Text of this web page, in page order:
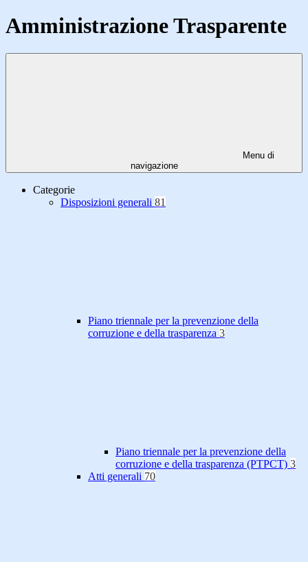
Amministrazione Trasparente
Menu di
navigazione
Categorie
Disposizioni generali 81
Piano triennale per la prevenzione della
corruzione e della trasparenza 3
Piano triennale per la prevenzione della
corruzione e della trasparenza (PTPCT) 3
Atti generali 70